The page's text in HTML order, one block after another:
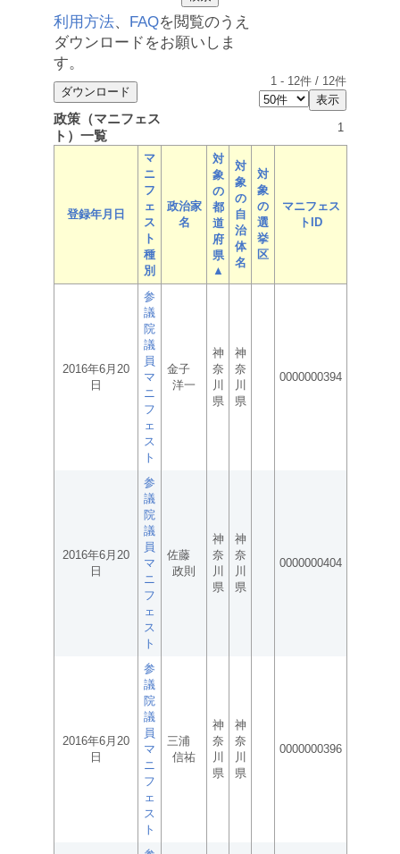
利用方法、 FAQを閲覧のうえ
ダウンロードをお願いしま
す。
1 - 12件 / 12件
政策（マニフェス
ト）一覧
1
登録年月日
マ
ニ
フ
ェ
ス
ト
種
別
政治家
名
対
象
の
都
道
府
県
▲
対
象
の
自
治
体
名
対
象
の
選
挙
区
マニフェス
トID
2016年6月20
日
参
議
院
議
員
マ
ニ
フ
ェ
ス
ト
金子
洋一
神
奈
川
県
神
奈
川
県
0000000394
2016年6月20
日
参
議
院
議
員
マ
ニ
フ
ェ
ス
ト
佐藤
政則
神
奈
川
県
神
奈
川
県
0000000404
2016年6月20
日
参
議
院
議
員
マ
ニ
フ
ェ
ス
ト
三浦
信祐
神
奈
川
県
神
奈
川
県
0000000396